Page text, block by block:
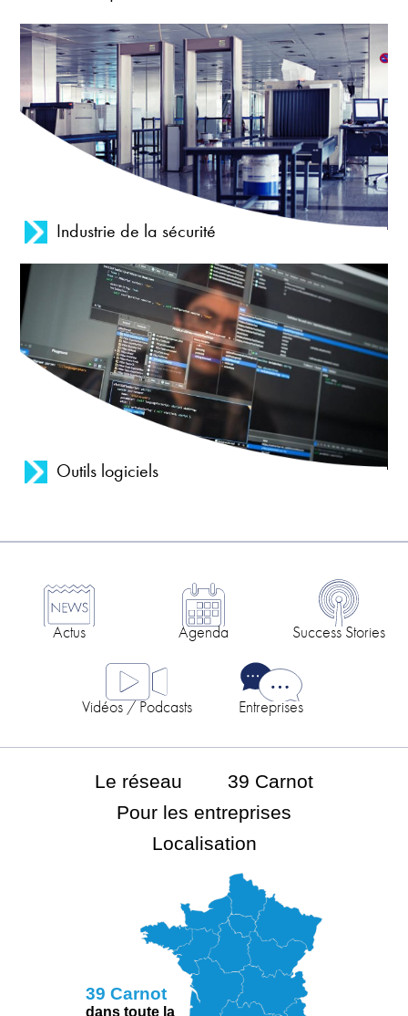
Industrie de la sécurité
Outils logiciels
Actus Agenda Success Stories
Vidéos / Podcasts Entreprises
Le réseau
39 Carnot
Pour les entreprises
Localisation
39 Carnot
dans toute la